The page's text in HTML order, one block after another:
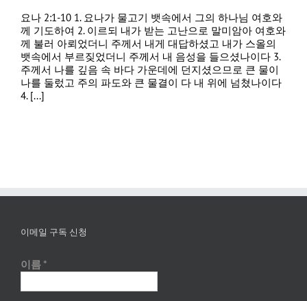
요나 2:1-10 1. 요나가 물고기 뱃속에서 그의 하나님 여호와
께 기도하여 2. 이르되 내가 받는 고난으로 말미암아 여호와
께 불러 아뢰었더니 주께서 내게 대답하셨고 내가 스올의
뱃속에서 부르짖었더니 주께서 내 음성을 들으셨나이다 3.
주께서 나를 깊음 속 바다 가운데에 던지셨으므로 큰 물이
나를 둘렀고 주의 파도와 큰 물결이 다 내 위에 넘쳤나이다
4. [...]
이메일 구독 신청
이름 *